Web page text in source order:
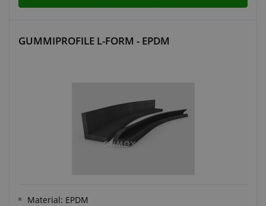
GUMMIPROFILE L-FORM - EPDM
Material: EPDM